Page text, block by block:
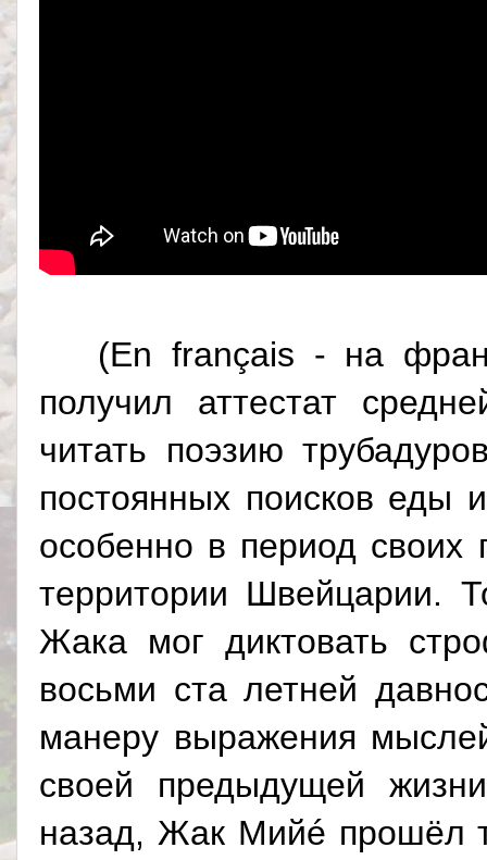
(En français - на
получил аттестат
читать поэзию
постоянных поисков еды
особенно в период своих
территории Швейцарии.
Жака мог диктовать
восьми ста летней
манеру выражения
своей предыдущей
назад, Жак Мийé прошёл